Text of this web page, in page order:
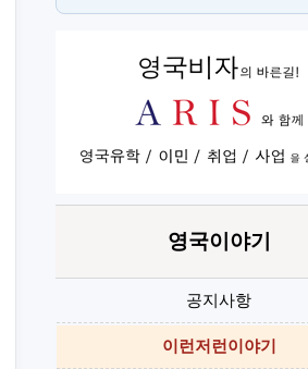
영국이야기
공지사항
이런저런이야기